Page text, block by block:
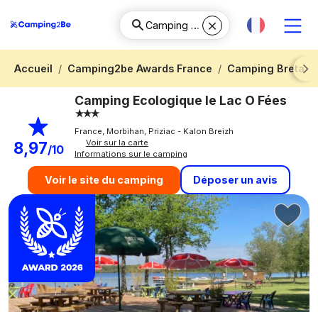
Accueil Camping2be Awards France
Camping
Next
8,97/10
Camping Ecologique le Lac O Fées
France, Morbihan, Priziac - Kalon Breizh
Voir sur la carte
Informations sur le camping
Voir le site du camping Déposer un avis